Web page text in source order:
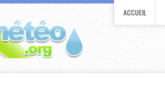
ACCUEIL